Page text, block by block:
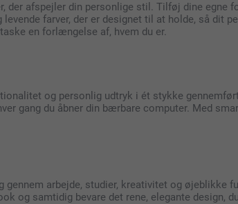
afspejler din personlige stil. Tilføj dine egne
farver, der er designet til at holde, så dit
en forlængelse af, hvem du er.
og personlig udtryk i ét stykke
gang du åbner din bærbare computer. Med
arbejde, studier, kreativitet og øjeblikke
og samtidig bevare det rene, elegante design,